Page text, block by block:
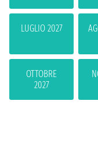
LUGLIO 2027
OTTOBRE
2027